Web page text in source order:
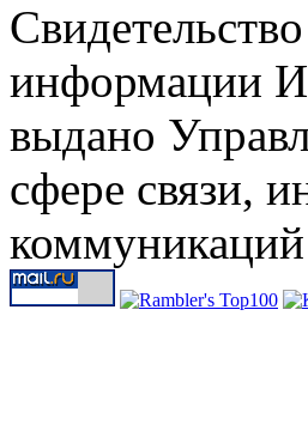
информации
выдано
сфере связи,